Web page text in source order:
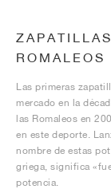
ROMALEOS
Las primeras
mercado en la
las Romaleos en
en este deporte.
nombre de estas
griega, significa
potencia.